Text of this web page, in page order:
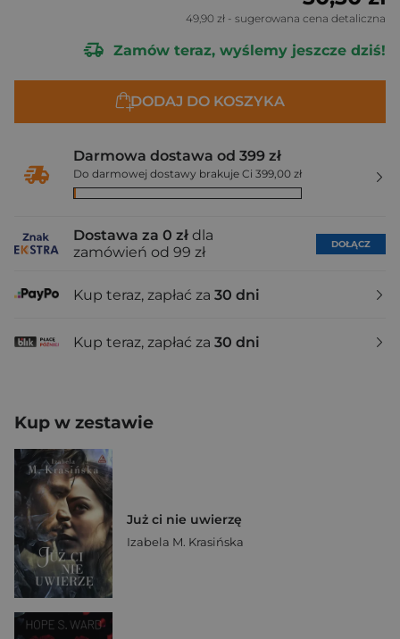
49,90 zł - sugerowana cena detaliczna
Zamów teraz, wyślemy jeszcze dziś!
DODAJ DO KOSZYKA
Darmowa dostawa od 399 zł
Do darmowej dostawy brakuje Ci 399,00 zł
Dostawa za 0 zł dla
zamówień od 99 zł
DOŁĄCZ
Kup teraz, zapłać za 30 dni
Kup teraz, zapłać za 30 dni
Kup w zestawie
Już ci nie uwierzę
Izabela M. Krasińska